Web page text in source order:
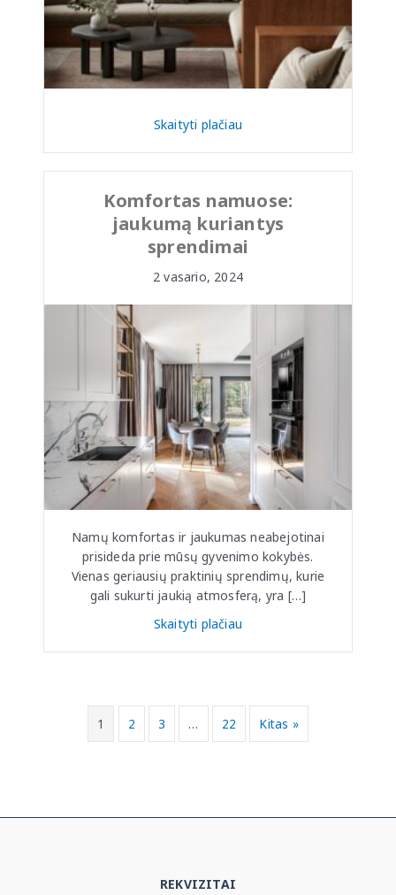
Skaityti plačiau
Komfortas namuose:
jaukumą kuriantys
sprendimai
2 vasario, 2024
Namų komfortas ir jaukumas neabejotinai
prisideda prie mūsų gyvenimo kokybės.
Vienas geriausių praktinių sprendimų, kurie
gali sukurti jaukią atmosferą, yra […]
Skaityti plačiau
1 2 3 … 22 Kitas »
REKVIZITAI